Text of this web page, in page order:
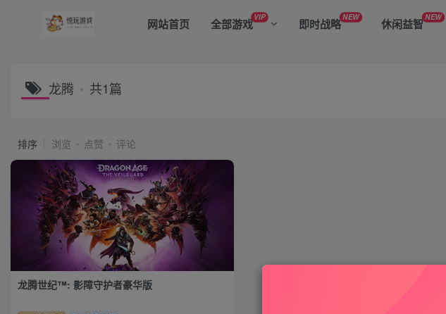
网站首页 全部游戏VIP 即时战略NEW 休闲益智NEW
龙腾 共1篇
排序 浏览 点赞 评论
龙腾世纪™: 影障守护者豪华版